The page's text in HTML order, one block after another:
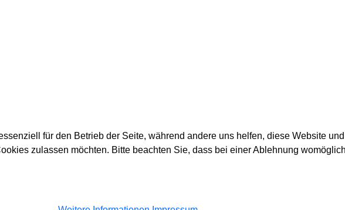
für den Betrieb der Seite, während andere uns helfen, diese Website
zulassen möchten. Bitte beachten Sie, dass bei einer Ablehnung